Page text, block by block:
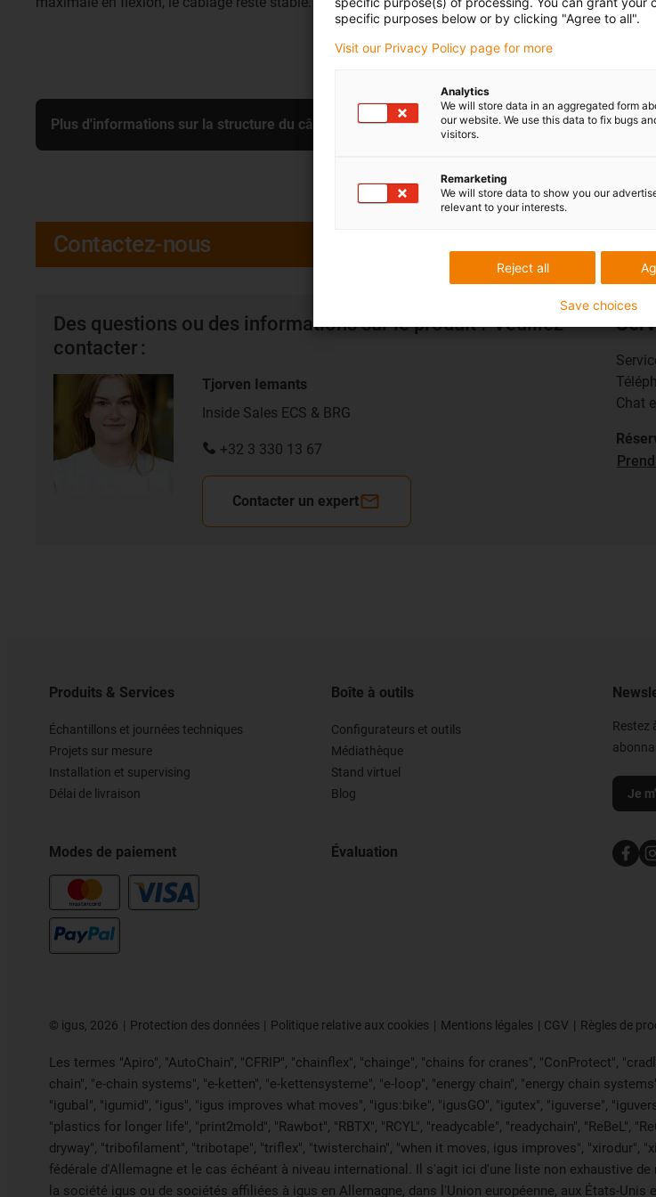
Plus d'informations sur la structure du câble chainflex®
Contactez-nous
Des questions ou des informations sur le produit ? Veuillez
contacter :
Tjorven Iemants
Inside Sales ECS & BRG
+32 3 330 13 67
Contacter un expert
Chat
Produits & Services
Échantillons et journées techniques
Projets sur mesure
Installation et supervising
Délai de livraison
Modes de paiement
Boîte à outils
Configurateurs et outils
Médiathèque
Stand virtuel
Blog
Évaluation
Restez
Je
© igus, 2026 Protection des données Politique relative aux cookies Mentions légales CGV Règles de
Les termes "Apiro", "AutoChain", "CFRIP", "chainflex", "chainge", "chains for cranes", "ConProtect",
chain", "e-chain systems", "e-ketten", "e-kettensysteme", "e-loop", "energy chain", "energy chain
"igubal", "igumid", "igus", "igus improves what moves", "igus:bike", "igusGO", "igutex", "iguverse",
"plastics for longer life", "print2mold", "Rawbot", "RBTX", "RCYL", "readycable", "readychain", "ReBeL",
dryway", "tribofilament", "tribotape", "triflex", "twisterchain", "when it moves, igus improves",
fédérale d'Allemagne et le cas échéant à niveau international. Il s'agit ici d'une liste non exhaustive
la société igus ou de sociétés affiliées à igus en Allemagne, dans l'Union européenne, aux États-
specific purposes below or by clicking "Agree to all".
Visit our Privacy Policy page for more
Analytics
We will store data in an aggregated form
our website. We use this data to fix bugs
visitors.
Remarketing
We will store data to show you our
relevant to your interests.
Reject all
Save choices